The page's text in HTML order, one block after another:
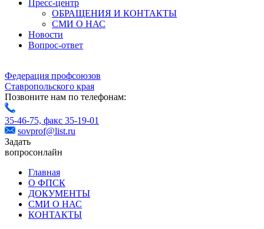
Пресс-центр
ОБРАЩЕНИЯ И КОНТАКТЫ
СМИ О НАС
Новости
Вопрос-ответ
Федерация профсоюзов
Ставропольского края
Позвоните нам по телефонам:
35-46-75, факс 35-19-01
sovprof@list.ru
Задать
вопросонлайн
Главная
О ФПСК
ДОКУМЕНТЫ
СМИ О НАС
КОНТАКТЫ